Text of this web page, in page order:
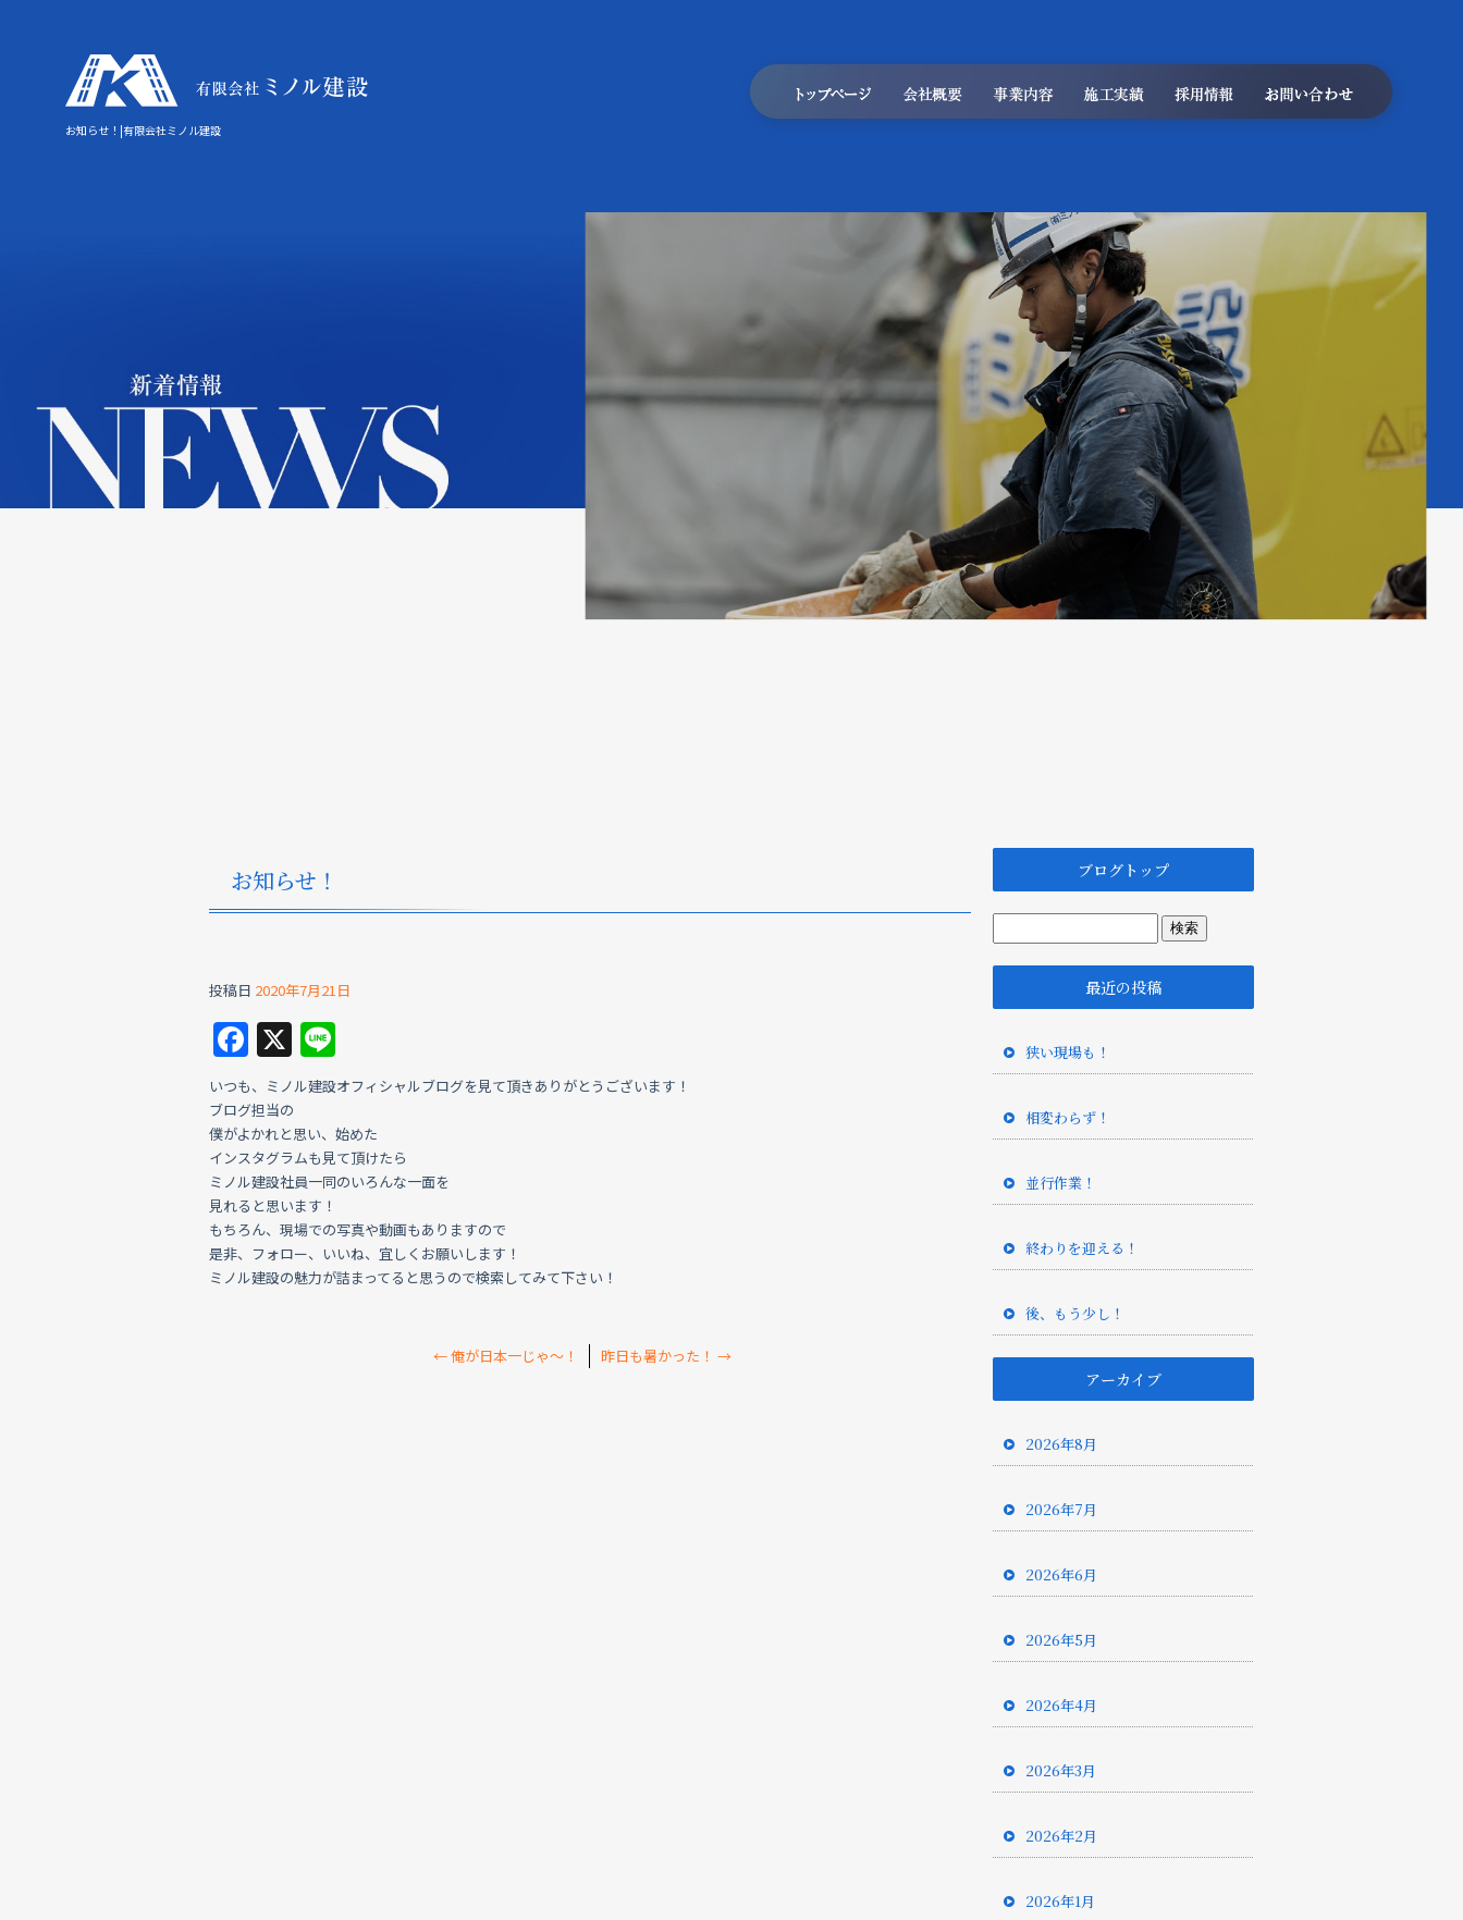
お知らせ！|有限会社ミノル建設
お知らせ！
投稿日 2020年7月21日
F
a
c
e
b
o
o
k
X
n
e
いつも、ミノル建設オフィシャルブログを見て頂きありがとうございます！
ブログ担当の
僕がよかれと思い、始めた
インスタグラムも見て頂けたら
ミノル建設社員一同のいろんな一面を
見れると思います！
もちろん、現場での写真や動画もありますので
是非、フォロー、いいね、宜しくお願いします！
ミノル建設の魅力が詰まってると思うので検索してみて下さい！
←俺が日本一じゃ～！ 昨日も暑かった！ →
ブログトップ
最近の投稿
狭い現場も！
相変わらず！
並行作業！
終わりを迎える！
後、もう少し！
アーカイブ
2026年8月
2026年7月
2026年6月
2026年5月
2026年4月
2026年3月
2026年2月
2026年1月